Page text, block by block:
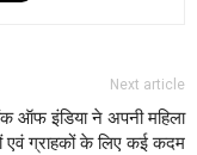
Next article
ऑफ इंडिया ने अपनी महिला
एवं ग्राहकों के लिए कई कदम